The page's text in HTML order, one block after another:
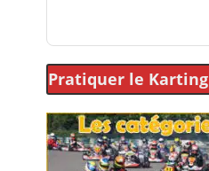
Pratiquer le Karting